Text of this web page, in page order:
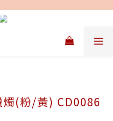
燭(粉/黃) CD0086